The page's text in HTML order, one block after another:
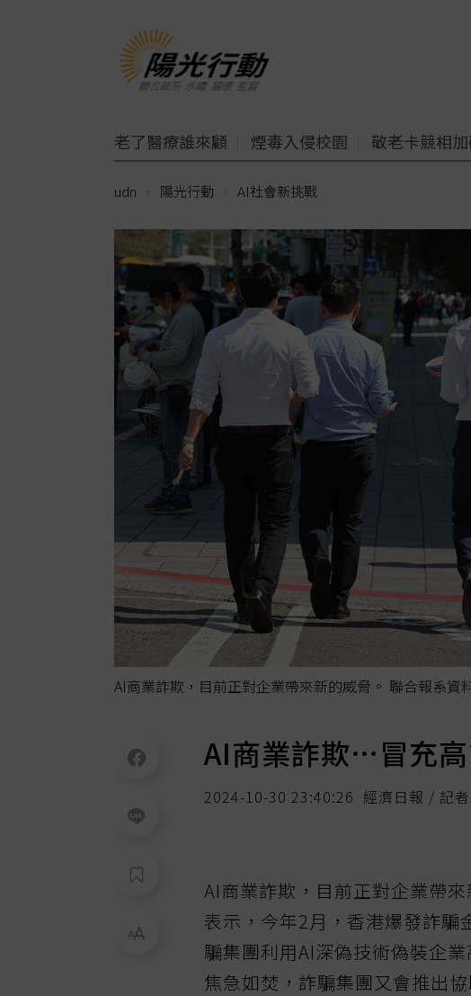
老了醫療誰來顧 煙毒入侵校園 敬老卡競相
udn 陽光行動 AI社會新挑戰
AI商業詐欺，目前正對企業帶來新的威脅。 聯合報系資
AI商業詐欺…冒充
2024-10-30 23:40:26 經濟日報 / 記
AI商業詐欺，目前正對企業帶
表示，今年2月，香港爆發詐騙
騙集團利用AI深偽技術偽裝企
焦急如焚，詐騙集團又會推出